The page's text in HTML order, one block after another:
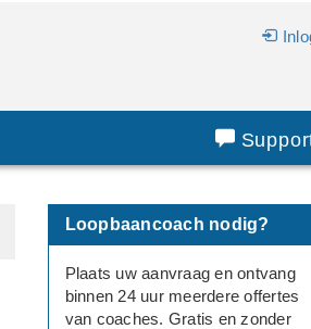
Loopbaancoach nodig?
Plaats uw aanvraag en ontvang
binnen 24 uur meerdere offertes
van coaches. Gratis en zonder